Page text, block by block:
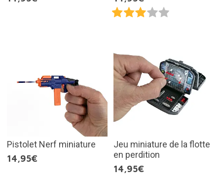
Pistolet Nerf miniature
14,95€
Jeu miniature de la flotte
en perdition
14,95€